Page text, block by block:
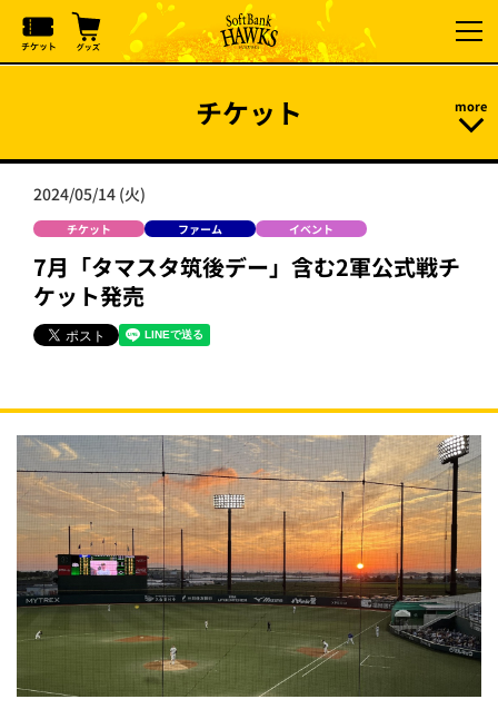
チケット
2024/05/14 (火)
チケット ファーム イベント
7月「タマスタ筑後デー」含む2軍公式戦チ
ケット発売